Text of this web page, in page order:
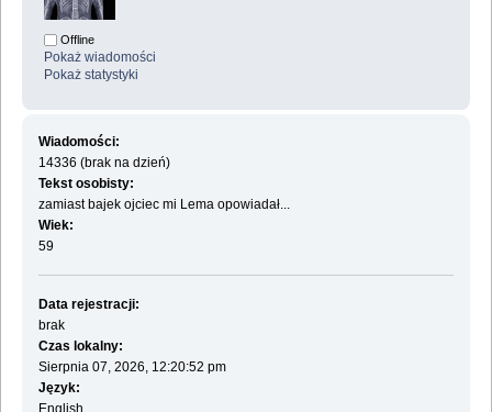
Offline
Pokaż wiadomości
Pokaż statystyki
Wiadomości:
14336 (brak na dzień)
Tekst osobisty:
zamiast bajek ojciec mi Lema opowiadał...
Wiek:
59
Data rejestracji:
brak
Czas lokalny:
Sierpnia 07, 2026, 12:20:52 pm
Język:
English